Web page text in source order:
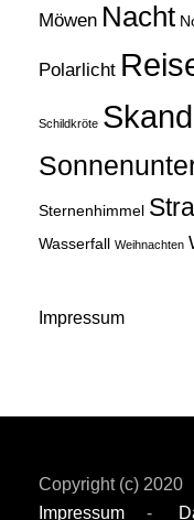
Möwen Nacht
Polarlicht
Schildkröte
Sternenhimmel
Wasserfall Weihnachten
Impressum
Copyright (c)
Impressum -